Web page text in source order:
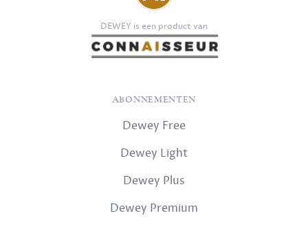
DEWEY is een product van
ABONNEMENTEN
Dewey Free
Dewey Light
Dewey Plus
Dewey Premium